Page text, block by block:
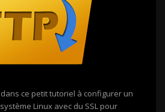
ce petit tutoriel à configurer un
Linux avec du SSL pour